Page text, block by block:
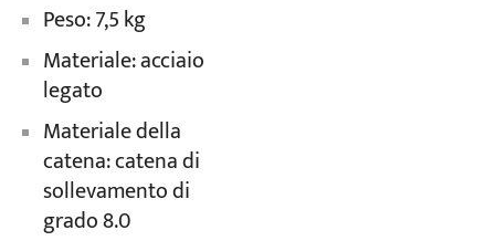
Peso: 7,5 kg
Materiale: acciaio
legato
Materiale della
catena: catena di
sollevamento di
grado 8.0